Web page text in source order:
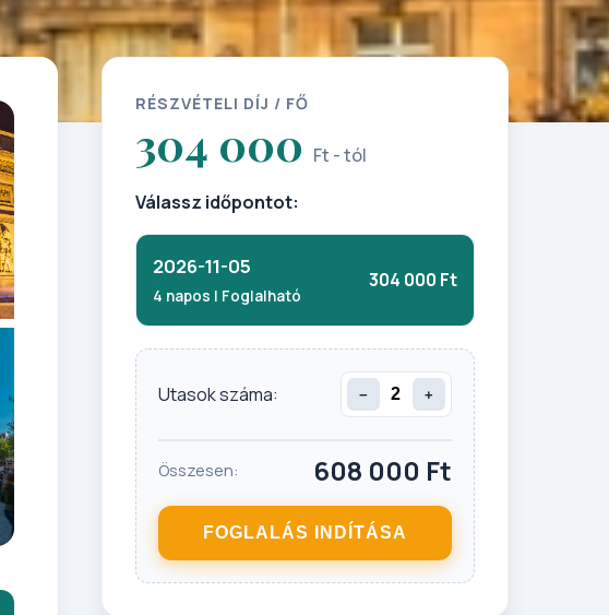
RÉSZVÉTELI DÍJ / FŐ
304 000 Ft - tól
Válassz időpontot:
2026-11-05
4 napos | Foglalható
304 000 Ft
Utasok száma: − +
Összesen: 608 000 Ft
FOGLALÁS INDÍTÁSA